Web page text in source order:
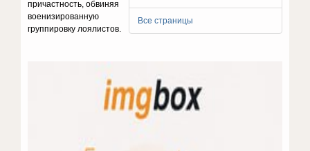
Все страницы
причастность, обвиняя
военизированную
группировку лоялистов.